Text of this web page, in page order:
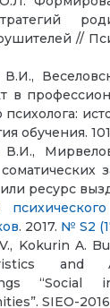
//
В.И.,
в
психолога:
обучения.
В.И.,
ресурс
. 2017. № S2
Kokurin A.
“Social
SIEO-